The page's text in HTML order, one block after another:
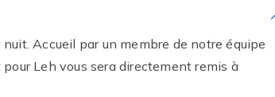
Accueil par un membre de notre équipe
Leh vous sera directement remis à